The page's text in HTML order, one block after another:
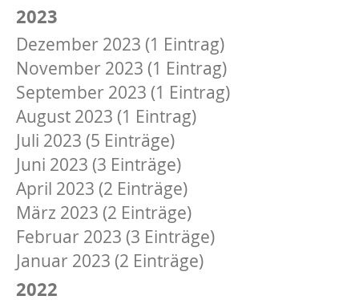
2023
Dezember 2023 (1 Eintrag)
November 2023 (1 Eintrag)
September 2023 (1 Eintrag)
August 2023 (1 Eintrag)
Juli 2023 (5 Einträge)
Juni 2023 (3 Einträge)
April 2023 (2 Einträge)
März 2023 (2 Einträge)
Februar 2023 (3 Einträge)
Januar 2023 (2 Einträge)
2022